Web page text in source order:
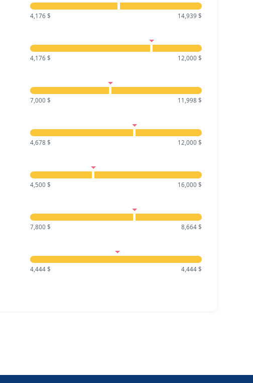
4,176 $ 14,939 $
4,176 $ 12,000 $
7,000 $ 11,998 $
4,678 $ 12,000 $
4,500 $ 16,000 $
7,800 $ 8,664 $
4,444 $ 4,444 $